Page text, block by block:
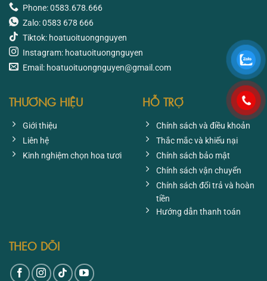
Phone: 0583.678.666
Zalo: 0583 678 666
Tiktok: hoatuoituongnguyen
Instagram: hoatuoituongnguyen
Email: hoatuoituongnguyen@gmail.com
THƯƠNG HIỆU
Giới thiệu
Liên hệ
Kinh nghiệm chọn hoa tươi
HỖ TRỢ
Chính sách và điều khoản
Thắc mắc và khiếu nại
Chính sách bảo mật
Chính sách vận chuyển
Chính sách đổi trả và hoàn
tiền
Hướng dẫn thanh toán
THEO DÕI